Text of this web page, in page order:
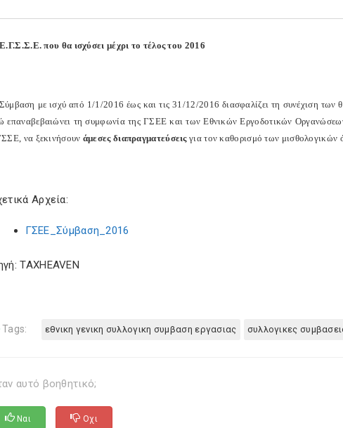
που θα ισχύσει μέχρι το τέλος του 2016
με ισχύ από 1/1/2016 έως και τις 31/12/2016 διασφαλίζει τη συνέχιση
επαναβεβαιώνει τη συμφωνία της ΓΣΕΕ και των Εθνικών Εργοδοτικών
να ξεκινήσουν άμεσες διαπραγματεύσειςγια τον καθορισμό των μισθολογικών
Αρχεία:
ΓΣΕΕ_Σύμβαση_2016
TAXHEAVEN
Tags: εθνικη γενικη συλλογικη συμβαση εργασιας συλλογικες
αυτό βοηθητικό;
Ναι Οχι